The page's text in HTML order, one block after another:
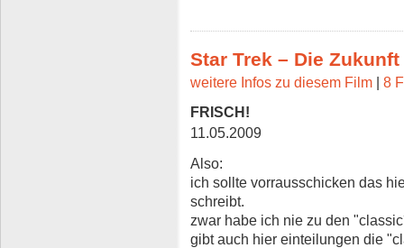
Star Trek – Die
weitere Infos zu diesem Film | 8
FRISCH!
11.05.2009
Also:
ich sollte vorrausschicken das
schreibt.
zwar habe ich nie zu den
gibt auch hier einteilungen die